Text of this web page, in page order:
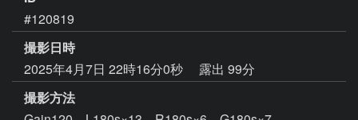
#120819
撮影日時
2025年4月7日 22時16分0秒
露出 99分
撮影方法